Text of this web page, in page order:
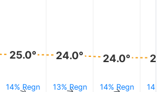
25.0°
14% Regn
24.0°
13% Regn
24.0°
14% Regn 14%